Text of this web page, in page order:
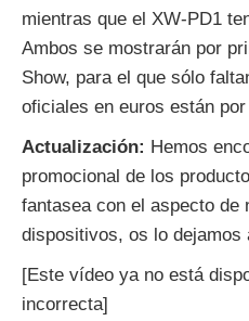
mientras que el XW-PD1
Ambos se mostrarán por
Show, para el que sólo
oficiales en euros están
Actualización: Hemos
promocional de los
fantasea con el aspecto de
dispositivos, os lo dejamos
[Este vídeo ya no está
incorrecta]